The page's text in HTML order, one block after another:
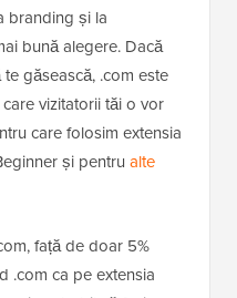
branding și la
bună alegere. Dacă
găsească, .com este
vizitatorii tăi o vor
care folosim extensia
și pentru alte
față de doar 5%
.com ca pe extensia